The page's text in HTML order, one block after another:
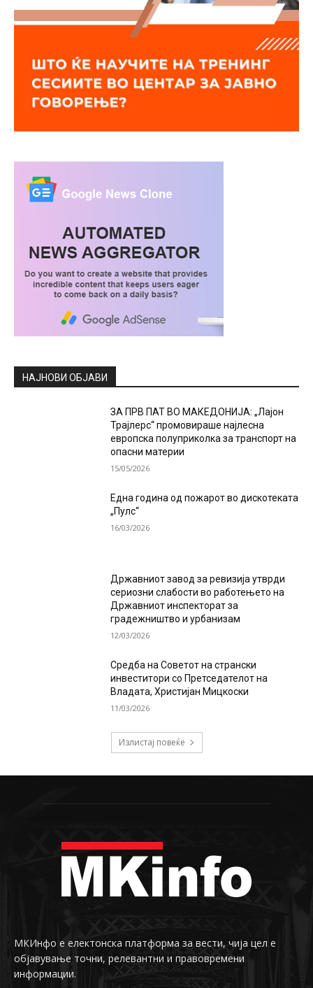
НАЈНОВИ ОБЈАВИ
ЗА ПРВ ПАТ ВО МАКЕДОНИЈА: „Лајон
Трајлерс“ промовираше најлесна
европска полуприколка за транспорт на
опасни материи
15/05/2026
Една година од пожарот во дискотеката
„Пулс“
16/03/2026
Државниот завод за ревизија утврди
сериозни слабости во работењето на
Државниот инспекторат за
градежништво и урбанизам
12/03/2026
Средба на Советот на странски
инвеститори со Претседателот на
Владата, Христијан Мицкоски
11/03/2026
Излистај повеќе
МКИнфо е електонска платформа за вести, чија цел е
објавување точни, релевантни и правовремени
информации.